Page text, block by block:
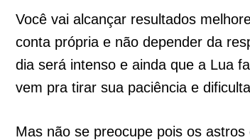
Você vai alcançar resultados
conta própria e não depender da
dia será intenso e ainda que a Lua
vem pra tirar sua paciência e
Mas não se preocupe pois os